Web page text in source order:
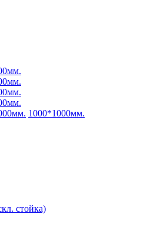
1000*1000мм.
стойка)